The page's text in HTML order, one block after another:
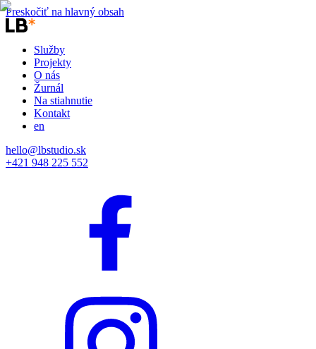
Preskočiť na hlavný obsah
Služby
Projekty
O nás
Žurnál
Na stiahnutie
Kontakt
en
hello@lbstudio.sk
+421 948 225 552